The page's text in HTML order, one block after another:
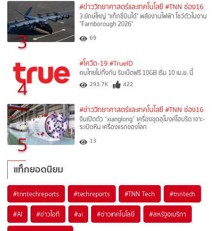
3
#ข่าววิทยาศาสตร์และเทคโนโลยี #TNN ช่อง16
3 ยักษ์ใหญ่ "แท็กซี่บินได้" พลังงานไฟฟ้า โชว์ตัวในงาน
"Farnborough 2026"
69
4
#โควิด-19 #TrueID
คนไทยไม่ทิ้งกัน รับเน็ตฟรี 10GB เริ่ม 10 เม.ย. นี้
293.7K 422
5
#ข่าววิทยาศาสตร์และเทคโนโลยี #TNN ช่อง16
จีนเปิดตัว “xianglong” เครื่องขุดอุโมงค์ไฮบริด เจาะ-
ระเบิดหิน เครื่องแรกของโลก
13
แท็กยอดนิยม
#tnntechreports #techreports #TNN Tech #tnntech
#AI #ข่าวไอที #ai #ข่าวเทคโนโลยี #สหรัฐอเมริกา